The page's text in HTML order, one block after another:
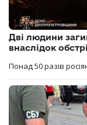
Дві людини
внаслідок
Понад 50 разів